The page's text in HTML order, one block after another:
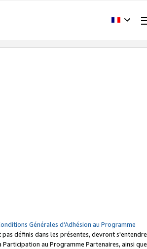
Générales d’Adhésion au Programme
définis dans les présentes, devront s'entendre
au Programme Partenaires, ainsi que